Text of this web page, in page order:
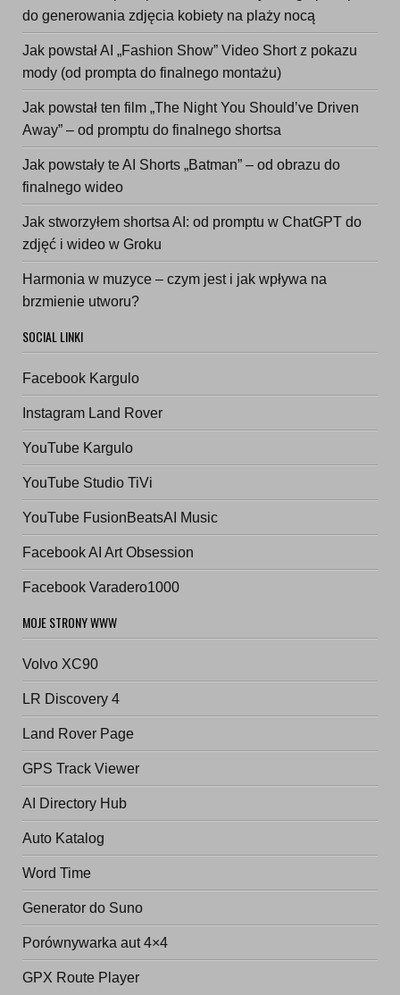
do generowania zdjęcia kobiety na plaży nocą
Jak powstał AI „Fashion Show” Video Short z pokazu
mody (od prompta do finalnego montażu)
Jak powstał ten film „The Night You Should’ve Driven
Away” – od promptu do finalnego shortsa
Jak powstały te AI Shorts „Batman” – od obrazu do
finalnego wideo
Jak stworzyłem shortsa AI: od promptu w ChatGPT do
zdjęć i wideo w Groku
Harmonia w muzyce – czym jest i jak wpływa na
brzmienie utworu?
SOCIAL LINKI
Facebook Kargulo
Instagram Land Rover
YouTube Kargulo
YouTube Studio TiVi
YouTube FusionBeatsAI Music
Facebook AI Art Obsession
Facebook Varadero1000
MOJE STRONY WWW
Volvo XC90
LR Discovery 4
Land Rover Page
GPS Track Viewer
AI Directory Hub
Auto Katalog
Word Time
Generator do Suno
Porównywarka aut 4×4
GPX Route Player